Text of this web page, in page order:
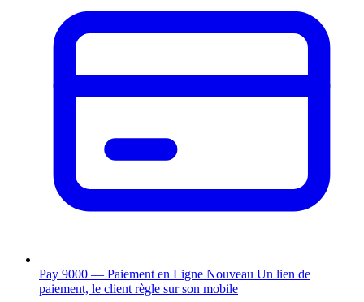
Pay 9000 — Paiement en Ligne Nouveau Un lien de
paiement, le client règle sur son mobile